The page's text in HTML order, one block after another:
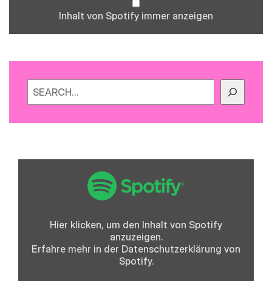
Inhalt von Spotify immer anzeigen
Hier klicken, um den Inhalt von Spotify
anzuzeigen.
Erfahre mehr in der Datenschutzerklärung von
Spotify.